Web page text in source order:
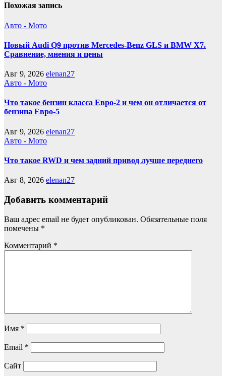
Похожая запись
Авто - Мото
Новый Audi Q9 против Mercedes-Benz GLS и BMW X7.
Сравнение, мнения и цены
Авг 9, 2026 elenan27
Авто - Мото
Что такое бензин класса Евро-2 и чем он отличается от
бензина Евро-5
Авг 9, 2026 elenan27
Авто - Мото
Что такое RWD и чем задний привод лучше переднего
Авг 8, 2026 elenan27
Добавить комментарий
Ваш адрес email не будет опубликован. Обязательные поля
помечены *
Комментарий *
Имя *
Email *
Сайт